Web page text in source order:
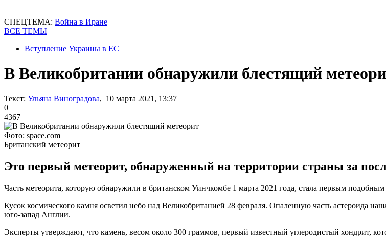
СПЕЦТЕМА: Война в Иране
ВСЕ ТЕМЫ
Вступление Украины в ЕС
В Великобритании обнаружили блестящий
Текст: Ульяна Виноградова, 10 марта 2021, 13:37
0
4367
Фото: space.com
Британский метеорит
Это первый метеорит, обнаруженный на территории страны за
Часть метеорита, которую обнаружили в британском Уинчкомбе 1 марта 2021 года, стала первым
Кусок космического камня осветил небо над Великобританией 28 февраля. Опаленную часть астероида
юго-запад Англии.
Эксперты утверждают, что камень, весом около 300 граммов, первый известный углеродистый хондрит,